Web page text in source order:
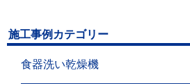
施工事例カテゴリー
食器洗い乾燥機